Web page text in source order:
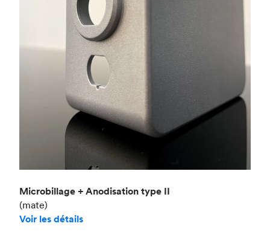
Microbillage + Anodisation type II
(mate)
Voir les détails